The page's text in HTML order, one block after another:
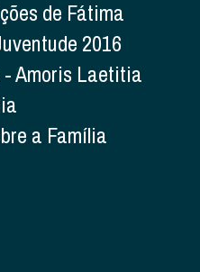
de Fátima
2016
Amoris Laetitia
a Família